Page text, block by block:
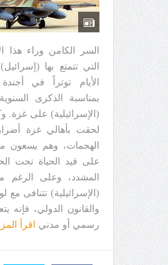
السر الكامن وراء هذا
التي تتمتع بها
الأيام توتراً في
بمناسبة الذكرى
(الإسرائيلية) على غزة.
لحقت بأهالي غزة
الهجمات، وهم يسعون
على قيد الحياة تحت
المشدد، وعلى الرغم
(الإسرائيلية) تتنافى مع
والقانون الدولي، فإنه
رسمي أو مدني
اقرأ